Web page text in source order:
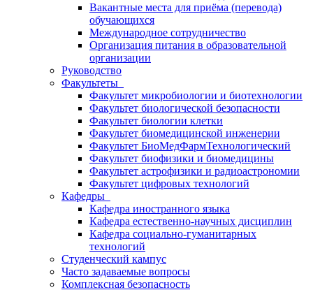
Вакантные места для приёма (перевода)
обучающихся
Международное сотрудничество
Организация питания в образовательной
организации
Руководство
Факультеты
Факультет микробиологии и биотехнологии
Факультет биологической безопасности
Факультет биологии клетки
Факультет биомедицинской инженерии
Факультет БиоМедФармТехнологический
Факультет биофизики и биомедицины
Факультет астрофизики и радиоастрономии
Факультет цифровых технологий
Кафедры
Кафедра иностранного языка
Кафедра естественно-научных дисциплин
Кафедра социально-гуманитарных
технологий
Студенческий кампус
Часто задаваемые вопросы
Комплексная безопасность